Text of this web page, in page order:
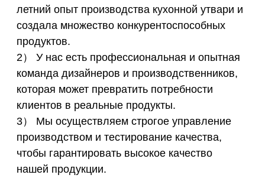
летний опыт производства кухонной утвари и
создала множество конкурентоспособных
продуктов.
2） У нас есть профессиональная и опытная
команда дизайнеров и производственников,
которая может превратить потребности
клиентов в реальные продукты.
3） Мы осуществляем строгое управление
производством и тестирование качества,
чтобы гарантировать высокое качество
нашей продукции.